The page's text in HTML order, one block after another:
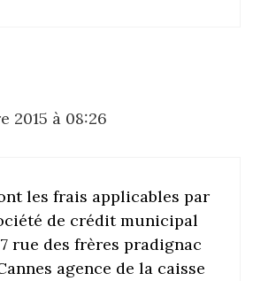
2015 à 08:26
les frais applicables par
de crédit municipal
rue des frères pradignac
agence de la caisse